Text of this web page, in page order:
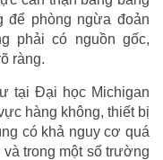
để phòng ngừa đoản
phải có nguồn gốc,
ràng.
tại Đại học Michigan
hàng không, thiết bị
có khả nguy cơ quá
trong một số trường